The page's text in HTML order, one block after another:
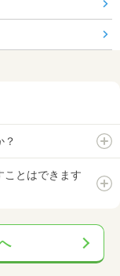
？
ことはできます